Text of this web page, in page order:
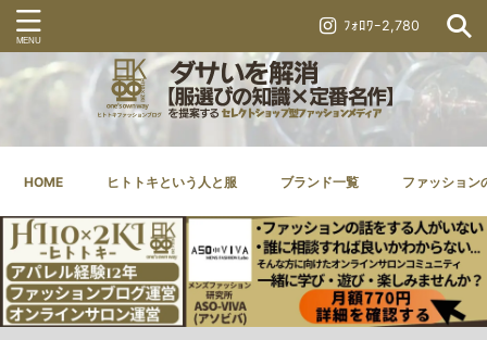
ﾌｫﾛﾜｰ2,780
HOME ヒトトキという人と服 ブランド一覧 ファッション